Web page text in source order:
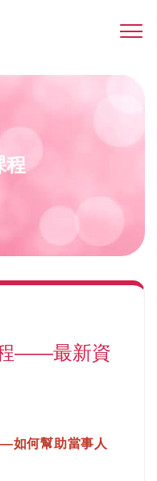
程
——最新資
—如何幫助當事人